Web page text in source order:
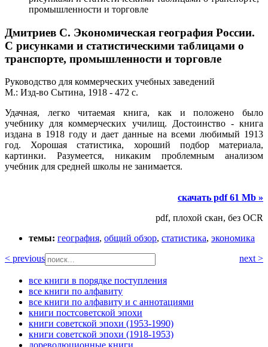
промышленности и торговле
Дмитриев С. Экономическая география России.
С рисунками и статистическими таблицами о
транспорте, промышленности и торговле
Руководство для коммерческих учебных заведений
М.: Изд-во Сытина, 1918 - 472 с.
Удачная, легко читаемая книга, как и положено было
учебнику для коммерческих училищ. Достоинство - книга
издана в 1918 году и дает данные на всеми любимый 1913
год. Хорошая статистика, хороший подбор материала,
картинки. Разумеется, никаким проблемным анализом
учебник для средней школы не занимается.
скачать pdf 61 Mb »
pdf, плохой скан, без OCR
темы: география, общий обзор, статистика, экономика
< previous
next >
все книги в порядке поступления
все книги по алфавиту
все книги по алфавиту и с аннотациями
книги постсоветской эпохи
книги советской эпохи (1953-1990)
книги советской эпохи (1918-1953)